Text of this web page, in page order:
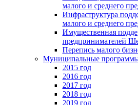
малого и среднего
Инфраструктура
малого и среднего
Имущественная
предпринимателей
Перепись малого
Муниципальные
2015 год
2016 год
2017 год
2018 год
2019 год